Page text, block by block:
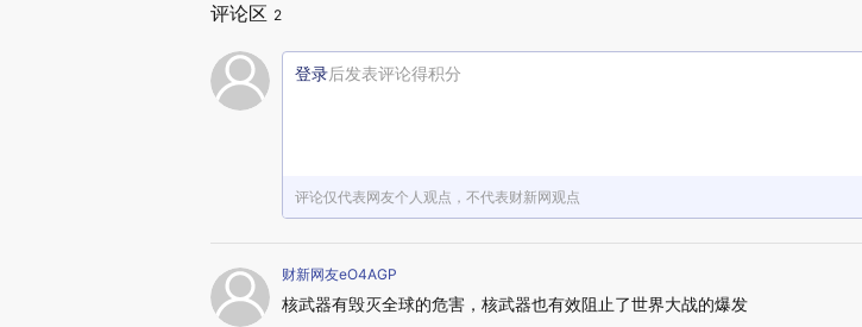
评论区 2
登录后发表评论得积分
评论仅代表网友个人观点，不代表财新网观点
财新网友eO4AGP
核武器有毁灭全球的危害，核武器也有效阻止了世界大战的爆发